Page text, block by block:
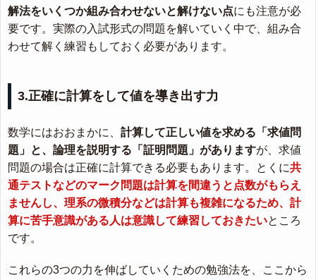
解法をいくつか組み合わせないと解けない点にも注意が必
要です。実際の入試形式の問題を解いていく中で、組み合
わせて解く練習もしておく必要があります。
3.正確に計算をして値を導き出す力
数学にはおおまかに、 計算して正しい値を求める「求値問
題」と、論理を説明する「証明問題」がありますが、求値
問題の場合は正確に計算できる必要もあります。とくに共
通テストなどのマーク問題は計算を間違うと点数がもらえ
ませんし、理系の微積分などは計算も複雑になるため、計
算に苦手意識がある人は意識して練習しておきたいところ
です。
これらの3つの力を伸ばしていくための勉強法を、ここから